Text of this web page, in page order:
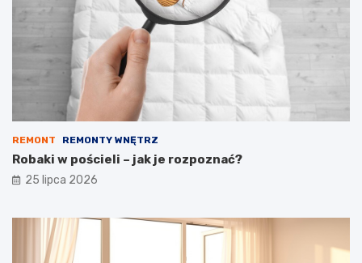
REMONT REMONTY WNĘTRZ
Robaki w pościeli – jak je rozpoznać?
25 lipca 2026